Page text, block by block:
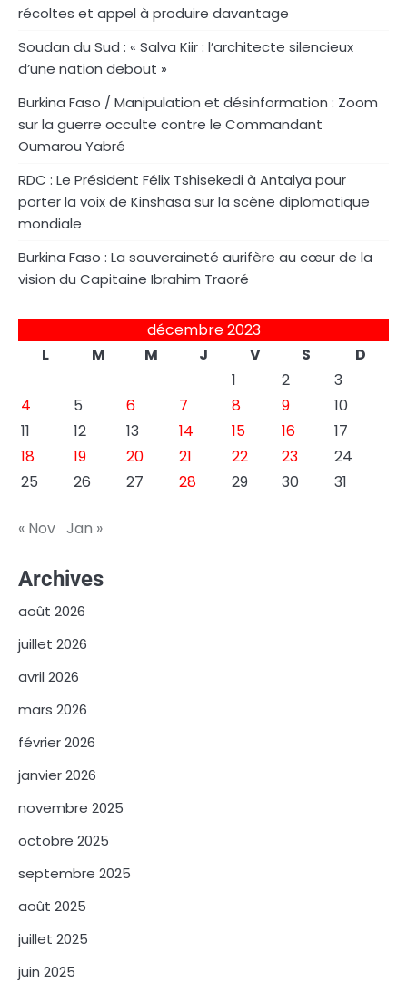
récoltes et appel à produire davantage
Soudan du Sud : « Salva Kiir : l’architecte silencieux
d’une nation debout »
Burkina Faso / Manipulation et désinformation : Zoom
sur la guerre occulte contre le Commandant
Oumarou Yabré
RDC : Le Président Félix Tshisekedi à Antalya pour
porter la voix de Kinshasa sur la scène diplomatique
mondiale
Burkina Faso : La souveraineté aurifère au cœur de la
vision du Capitaine Ibrahim Traoré
décembre 2023
L
M M J V S
D
1
2
3
4
5 6 7 8 9
10
11
12 13 14 15 16
17
18
19 20 21 22 23
24
25
26 27 28 29 30 31
« Nov Jan »
Archives
août 2026
juillet 2026
avril 2026
mars 2026
février 2026
janvier 2026
novembre 2025
octobre 2025
septembre 2025
août 2025
juillet 2025
juin 2025